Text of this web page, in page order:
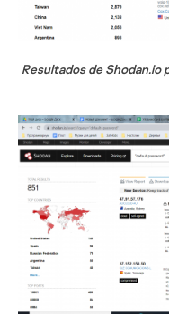
Resultados de Shodan.io